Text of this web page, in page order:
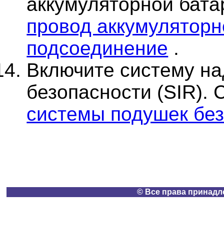
провод
подсоединение .
Включите систему
безопасности (SIR).
системы подушек
© Все права